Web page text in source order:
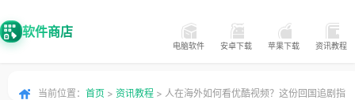
软件商店
电脑软件 安卓下载 苹果下载 资讯教程
当前位置： 首页 > 资讯教程 > 人在海外如何看优酷视频？这份回国追剧指